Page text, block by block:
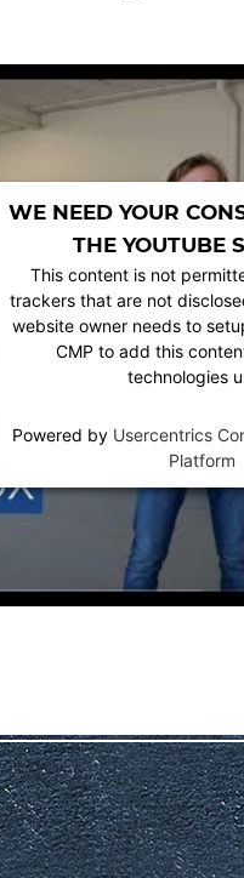
WE NEED YOUR
THE YOUTUBE
This content is not
trackers that are not
website owner needs to
CMP to add this
technologies
Powered by Usercentrics
Platform